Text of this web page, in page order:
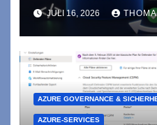
JULI 16, 2026
AZURE GOVERNANCE &
AZURE-SERVICES